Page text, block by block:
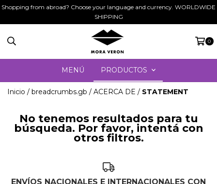
Shopping from abroad? Choose your language and currency. WORLDWIDE
SHIPPING
0
MENÚ PRODUCTOS
Inicio / breadcrumbs.gb / ACERCA DE / STATEMENT
No tenemos resultados para tu
búsqueda. Por favor, intentá con
otros filtros.
ENVÍOS NACIONALES E INTERNACIONALES CON